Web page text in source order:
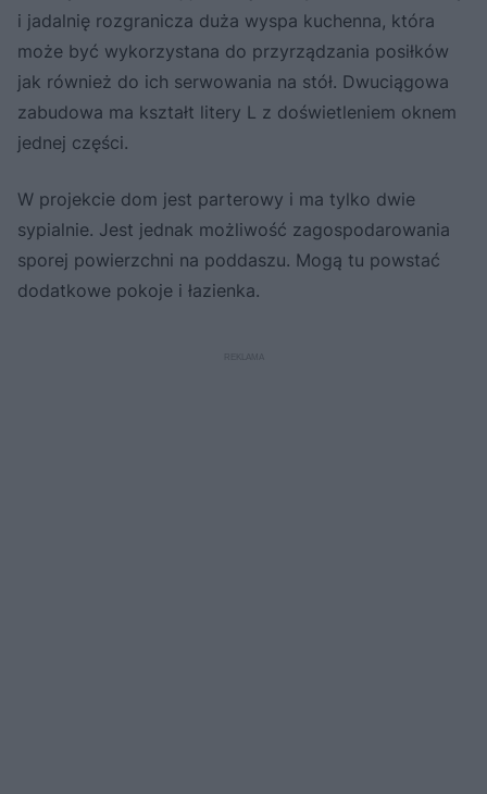
i jadalnię rozgranicza duża wyspa kuchenna, która
może być wykorzystana do przyrządzania posiłków
jak również do ich serwowania na stół. Dwuciągowa
zabudowa ma kształt litery L z doświetleniem oknem
jednej części.
W projekcie dom jest parterowy i ma tylko dwie
sypialnie. Jest jednak możliwość zagospodarowania
sporej powierzchni na poddaszu. Mogą tu powstać
dodatkowe pokoje i łazienka.